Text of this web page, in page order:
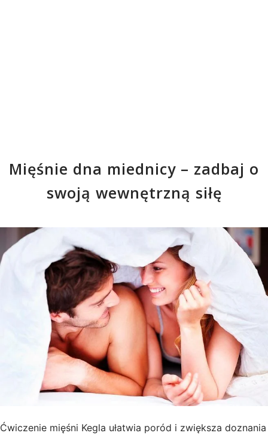
Mięśnie dna miednicy – zadbaj o
swoją wewnętrzną siłę
Ćwiczenie mięśni Kegla ułatwia poród i zwiększa doznania